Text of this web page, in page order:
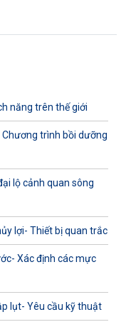
năng trên thế giới
Chương trình bồi dưỡng
lộ cảnh quan sông
lợi- Thiết bị quan trắc
Xác định các mực
lụt- Yêu cầu kỹ thuật